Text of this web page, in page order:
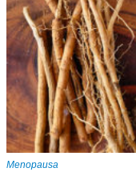
Menopausa